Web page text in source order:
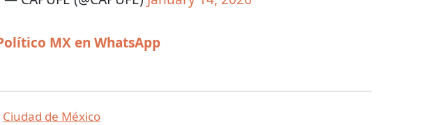
MX en WhatsApp
Ciudad de México